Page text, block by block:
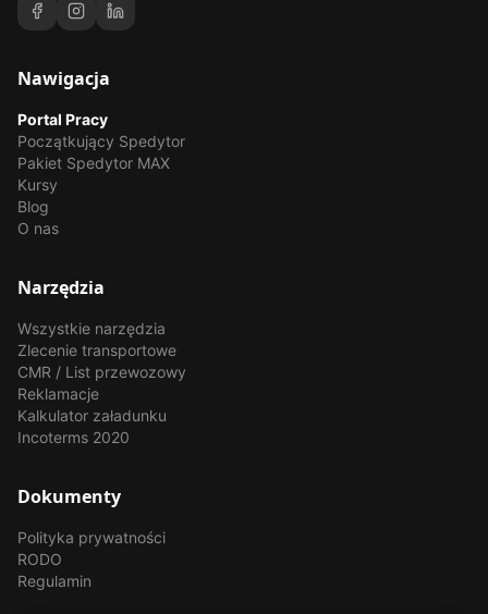
Nawigacja
Portal Pracy
Początkujący Spedytor
Pakiet Spedytor MAX
Kursy
Blog
O nas
Narzędzia
Wszystkie narzędzia
Zlecenie transportowe
CMR / List przewozowy
Reklamacje
Kalkulator załadunku
Incoterms 2020
Dokumenty
Polityka prywatności
RODO
Regulamin